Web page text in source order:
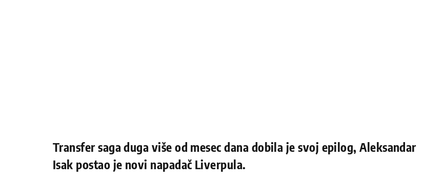
Transfer saga duga više od mesec dana dobila je svoj epilog, Aleksandar
Isak postao je novi napadač Liverpula.